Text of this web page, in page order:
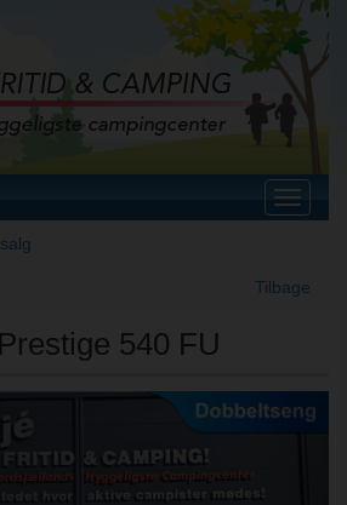
Toggle
Tilbage
540 FU
Next